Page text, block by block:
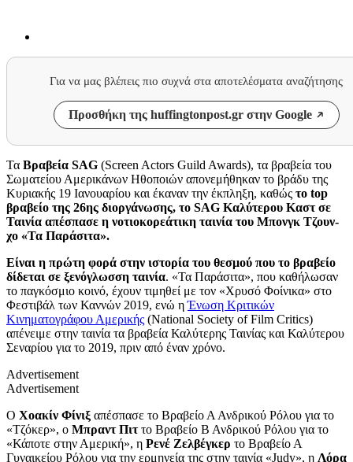
Για να μας βλέπεις πιο συχνά στα αποτελέσματα αναζήτησης
Προσθήκη της huffingtonpost.gr στην Google
Τα Βραβεία SAG (Screen Actors Guild Awards), τα βραβεία του
Σωματείου Αμερικάνων Ηθοποιών απονεμήθηκαν το βράδυ της
Κυριακής 19 Ιανουαρίου και έκαναν την έκπληξη, καθώς το top
βραβείο της 26ης διοργάνωσης, το SAG Καλύτερου Καστ σε
Ταινία απέσπασε η νοτιοκορεάτικη ταινία του Μπονγκ Τζουν-
χο «Τα Παράσιτα».
Είναι η πρώτη φορά στην ιστορία του θεσμού που το βραβείο
δίδεται σε ξενόγλωσση ταινία. «Τα Παράσιτα», που καθήλωσαν
το παγκόσμιο κοινό, έχουν τιμηθεί με τον «Χρυσό Φοίνικα» στο
Φεστιβάλ των Καννών 2019, ενώ ηΈνωση Κριτικών
Κινηματογράφου Αμερικής (National Society of Film Critics)
απένειμε στην ταινία τα βραβεία Καλύτερης Ταινίας και Καλύτερου
Σεναρίου για το 2019, πριν από έναν χρόνο.
Advertisement
Advertisement
Ο Χοακίν Φίνιξ απέσπασε το Βραβείο Α Ανδρικού Ρόλου για το
«Τζόκερ», ο Μπραντ Πιττο Βραβείο Β Ανδρικού Ρόλου για το
«Κάποτε στην Αμερική», η Ρενέ Ζελβέγκερ το Βραβείο Α
Γυναικείου Ρόλου για την ερμηνεία της στην ταινία «Judy», η Λόρα